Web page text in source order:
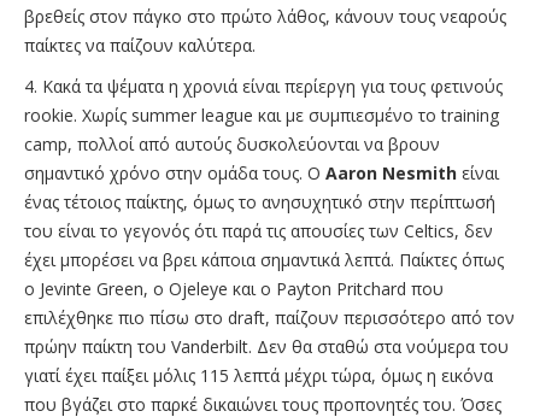
βρεθείς στον πάγκο στο πρώτο λάθος, κάνουν τους νεαρούς
παίκτες να παίζουν καλύτερα.
4. Κακά τα ψέματα η χρονιά είναι περίεργη για τους φετινούς
rookie. Χωρίς summer league και με συμπιεσμένο το training
camp, πολλοί από αυτούς δυσκολεύονται να βρουν
σημαντικό χρόνο στην ομάδα τους. Ο Aaron Nesmith είναι
ένας τέτοιος παίκτης, όμως το ανησυχητικό στην περίπτωσή
του είναι το γεγονός ότι παρά τις απουσίες των Celtics, δεν
έχει μπορέσει να βρει κάποια σημαντικά λεπτά. Παίκτες όπως
ο Jevinte Green, o Ojeleye και ο Payton Pritchard που
επιλέχθηκε πιο πίσω στο draft, παίζουν περισσότερο από τον
πρώην παίκτη του Vanderbilt. Δεν θα σταθώ στα νούμερα του
γιατί έχει παίξει μόλις 115 λεπτά μέχρι τώρα, όμως η εικόνα
που βγάζει στο παρκέ δικαιώνει τους προπονητές του. Όσες